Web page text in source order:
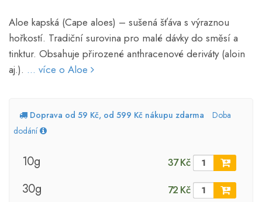
Aloe kapská (Cape aloes) – sušená šťáva s výraznou
hořkostí. Tradiční surovina pro malé dávky do směsí a
tinktur. Obsahuje přirozené anthracenové deriváty (aloin
aj.). ... více o Aloe
Doprava od 59 Kč, od 599 Kč nákupu zdarma
Doba
dodání
10g 37 Kč
30g 72 Kč